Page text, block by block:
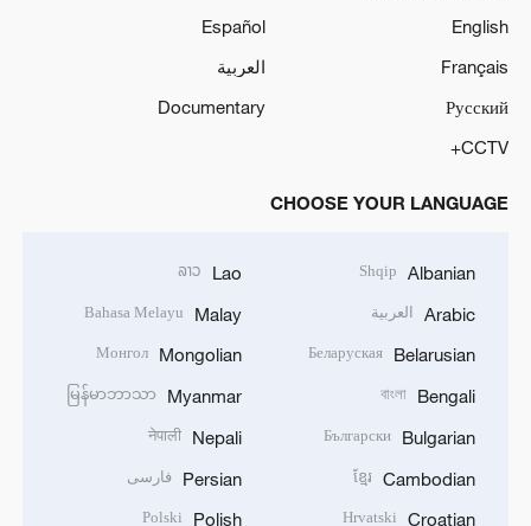
English
Español
Français
العربية
Русский
Documentary
CCTV+
CHOOSE YOUR LANGUAGE
Albanian
Shqip
Arabic العربية
Belarusian
Беларуская
Bengali
বাংলা
Bulgarian
Български
Cambodian
ខ្មែរ
Croatian
Hrvatski
Lao
ລາວ
Malay
Bahasa Melayu
Mongolian
Монгол
Myanmar
မြန်မာဘာသာ
Nepali
नेपाली
Persian فارسی
Polish
Polski